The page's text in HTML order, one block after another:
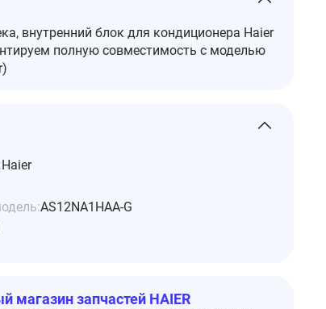
внутренний блок для кондиционера Haier
полную совместимость с моделью
Haier
AS12NA1HAA-G
магазин запчастей HAIER